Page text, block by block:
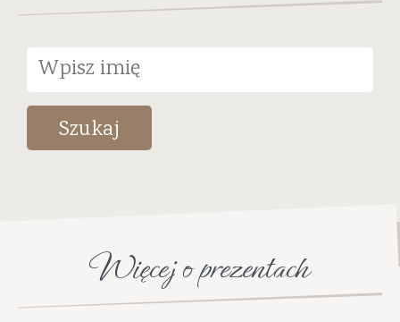
Szukaj
Więcej o prezentach